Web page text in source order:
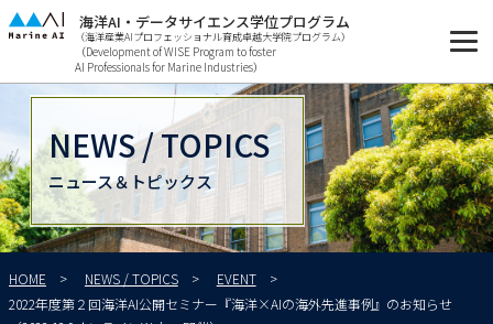
海洋AI・データサイエンス学位プログラム
（海洋産業AIプロフェッショナル育成卓越大学院プログラム）
（Development of WISE Program to foster
AI Professionals for Marine Industries）
NEWS / TOPICS
ニュース＆トピックス
HOME NEWS / TOPICS
EVENT
2022年度第２回海洋AI公開セミナー『海洋×AIの海外先進事例』のお知らせ